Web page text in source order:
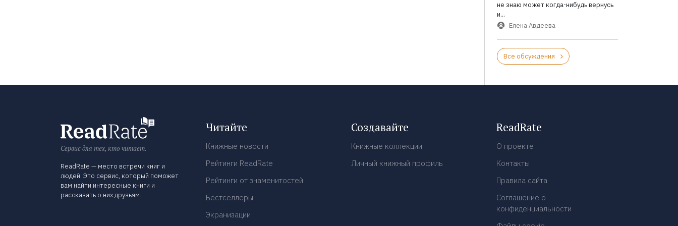
не знаю может когда-нибудь вернусь
и...
Елена Авдеева
Все обсуждения
Сервис для тех, кто читает.
ReadRate — место встречи книг и
людей. Это сервис, который поможет
вам найти интересные книги и
рассказать о них друзьям.
Читайте
Книжные новости
Рейтинги ReadRate
Рейтинги от знаменитостей
Бестселлеры
Экранизации
Создавайте
Книжные коллекции
Личный книжный профиль
ReadRate
О проекте
Контакты
Правила сайта
Соглашение о
конфиденциальности